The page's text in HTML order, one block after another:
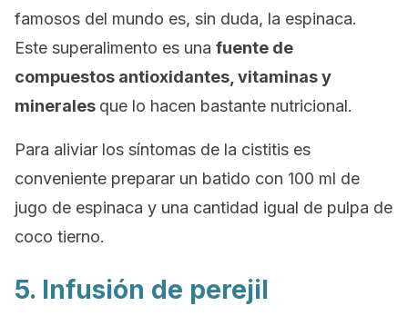
famosos del mundo es, sin duda, la espinaca.
Este superalimento es una fuente de
compuestos antioxidantes, vitaminas y
minerales que lo hacen bastante nutricional.
Para aliviar los síntomas de la cistitis es
conveniente preparar un batido con 100 ml de
jugo de espinaca y una cantidad igual de pulpa de
coco tierno.
5. Infusión de perejil